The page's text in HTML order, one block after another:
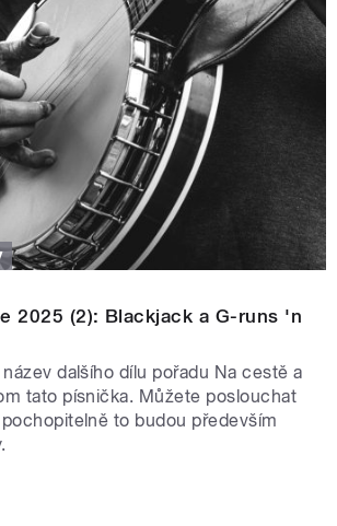
2025 (2): Blackjack a G-runs 'n
dalšího dílu pořadu Na cestě a
tato písnička. Můžete poslouchat
to budou především